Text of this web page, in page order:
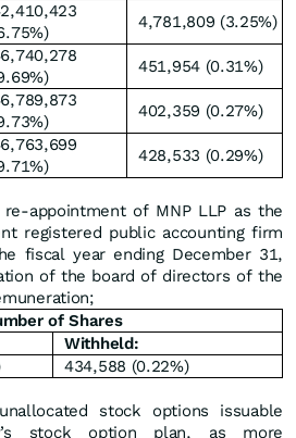
4,781,809 (3.25%)
451,954 (0.31%)
402,359 (0.27%)
428,533 (0.29%)
appointment of MNP LLP as the
registered public accounting firm
fiscal year ending December 31,
of the board of directors of the
of Shares
Withheld:
434,588 (0.22%)
stock options issuable
stock option plan, as more